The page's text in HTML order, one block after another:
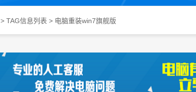
> TAG信息列表 > 电脑重装win7旗舰版